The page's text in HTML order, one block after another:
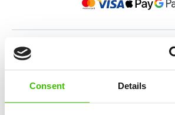
Consent Details
Sporttanfolyam
gyerekeknek